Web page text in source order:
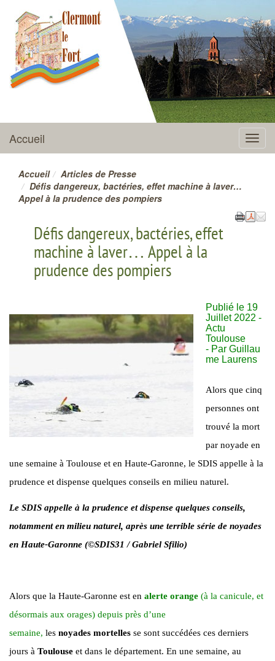
CLERMONT-LE-FORT
Menu
Accueil
Accueil
Articles de Presse
Défis dangereux, bactéries, effet machine à laver…
Appel à la prudence des pompiers
Défis dangereux, bactéries, effet
machine à laver… Appel à la
prudence des pompiers
Publié le 19
Juillet 2022 -
Actu
Toulouse
- Par Guillau
me Laurens
Alors que cinq
personnes ont
trouvé la mort
par noyade en
une semaine à Toulouse et en Haute-Garonne, le SDIS appelle à la
prudence et dispense quelques conseils en milieu naturel.
Le SDIS appelle à la prudence et dispense quelques conseils,
notamment en milieu naturel, après une terrible série de noyades
en Haute-Garonne (©SDIS31 / Gabriel Sfilio)
Alors que la Haute-Garonne est en alerte orange (à la canicule, et
désormais aux orages) depuis près d’une
semaine, les noyades mortelles se sont succédées ces derniers
jours à Toulouse et dans le département. En une semaine, au